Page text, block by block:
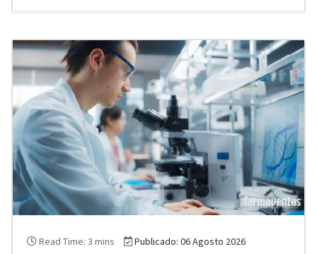
Read Time: 3 mins Publicado: 06 Agosto 2026